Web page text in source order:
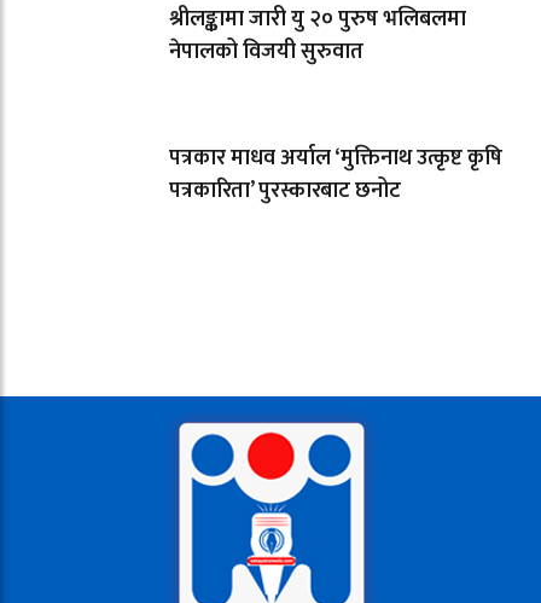
श्रीलङ्कामा जारी यु २० पुरुष भलिबलमा
नेपालको विजयी सुरुवात
पत्रकार माधव अर्याल ‘मुक्तिनाथ उत्कृष्ट कृषि
पत्रकारिता’ पुरस्कारबाट छनोट